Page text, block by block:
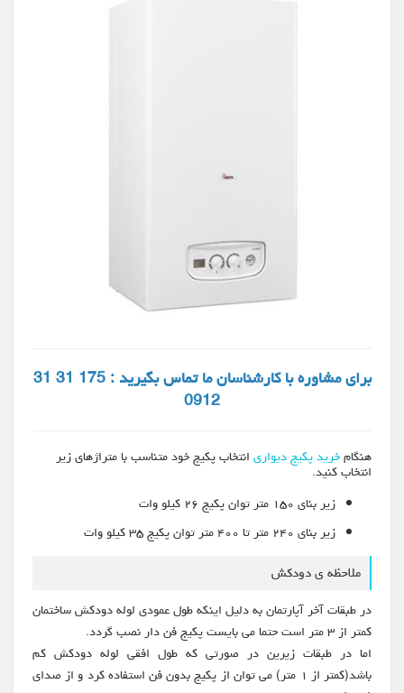
برای مشاوره با کارشناسان ما تماس بگیرید : 175 31 31
0912
هنگامخرید پکیج دیواریانتخاب پکیج خود متناسب با متراژهای زیر
انتخاب کنید.
زیر بنای ۱۵۰ متر توان پکیج ۲۶ کیلو وات
زیر بنای ۲۴۰ متر تا ۴۰۰ متر توان پکیج ۳۵ کیلو وات
ملاحظه ی دودکش
در طبقات آخر آپارتمان به دلیل اینکه طول عمودی لوله دودکش ساختمان
کمتر از ۳ متر است حتما می بایست پکیج فن دار نصب گردد.
اما در طبقات زیرین در صورتی که طول افقی لوله دودکش کم
باشد(کمتر از ۱ متر) می توان از پکیج بدون فن استفاده کرد و از صدای